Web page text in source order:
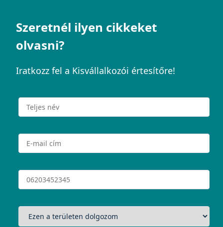
Szeretnél ilyen cikkeket
olvasni?
Iratkozz fel a Kisvállalkozói értesítőre!